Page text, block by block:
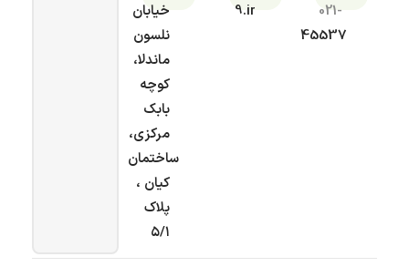
021-
45537
9.ir
خیابان
نلسون
ماندلا،
کوچه
بابک
مرکزی،
ساختمان
کیان ،
پلاک
۵/۱